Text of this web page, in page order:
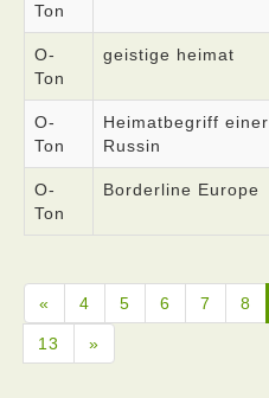
Ton
O-
Ton
geistige heimat
O-
Ton
Heimatbegriff einer
Russin
O-
Ton
Borderline Europe
« 4 5 6 7 8
13 »